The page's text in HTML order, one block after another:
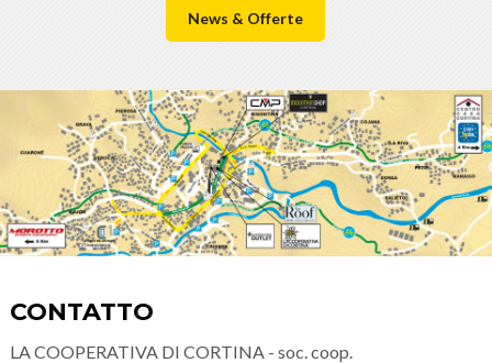
News & Offerte
CONTATTO
LA COOPERATIVA DI CORTINA - soc. coop.